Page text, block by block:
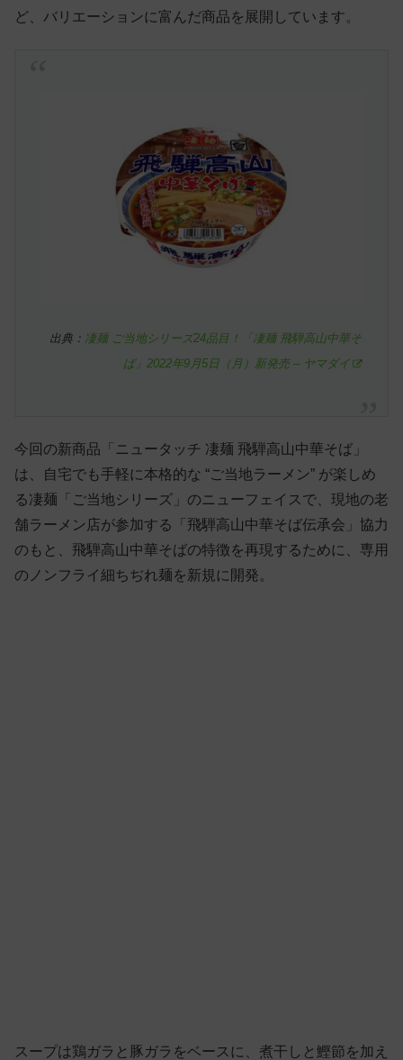
ど、バリエーションに富んだ商品を展開しています。
出典： 凄麺 ご当地シリーズ24品目！「凄麺 飛騨高山中華そ
ば」2022年9月5日（月）新発売 – ヤマダイ
今回の新商品「ニュータッチ 凄麺 飛騨高山中華そば」
は、自宅でも手軽に本格的な “ご当地ラーメン” が楽しめ
る凄麺「ご当地シリーズ」のニューフェイスで、現地の老
舗ラーメン店が参加する「飛騨高山中華そば伝承会」協力
のもと、飛騨高山中華そばの特徴を再現するために、専用
のノンフライ細ちぢれ麺を新規に開発。
スープは鶏ガラと豚ガラをベースに、煮干しと鰹節を加え